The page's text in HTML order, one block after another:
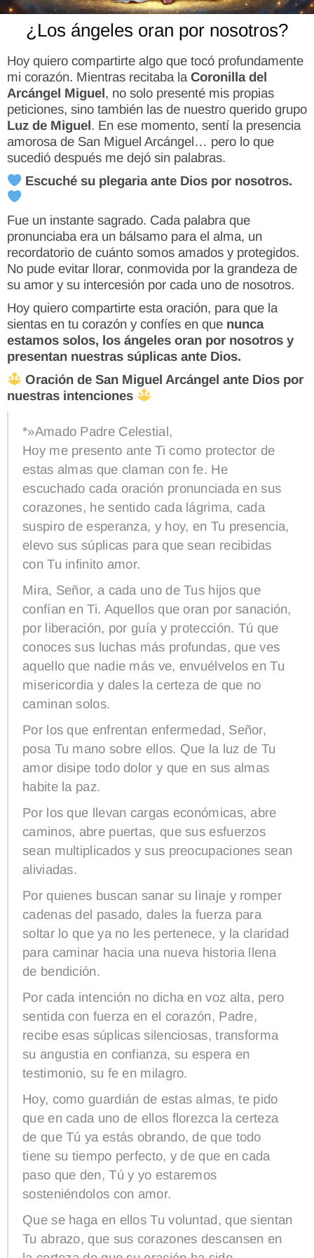
¿Los ángeles oran por nosotros?
Hoy quiero compartirte algo que tocó profundamente
mi corazón. Mientras recitaba la Coronilla del
Arcángel Miguel, no solo presenté mis propias
peticiones, sino también las de nuestro querido grupo
Luz de Miguel. En ese momento, sentí la presencia
amorosa de San Miguel Arcángel… pero lo que
sucedió después me dejó sin palabras.
Escuché su plegaria ante Dios por nosotros.
Fue un instante sagrado. Cada palabra que
pronunciaba era un bálsamo para el alma, un
recordatorio de cuánto somos amados y protegidos.
No pude evitar llorar, conmovida por la grandeza de
su amor y su intercesión por cada uno de nosotros.
Hoy quiero compartirte esta oración, para que la
sientas en tu corazón y confíes en que nunca
estamos solos, los ángeles oran por nosotros y
presentan nuestras súplicas ante Dios.
Oración de San Miguel Arcángel ante Dios por
nuestras intenciones
*»Amado Padre Celestial,
Hoy me presento ante Ti como protector de
estas almas que claman con fe. He
escuchado cada oración pronunciada en sus
corazones, he sentido cada lágrima, cada
suspiro de esperanza, y hoy, en Tu presencia,
elevo sus súplicas para que sean recibidas
con Tu infinito amor.
Mira, Señor, a cada uno de Tus hijos que
confían en Ti. Aquellos que oran por sanación,
por liberación, por guía y protección. Tú que
conoces sus luchas más profundas, que ves
aquello que nadie más ve, envuélvelos en Tu
misericordia y dales la certeza de que no
caminan solos.
Por los que enfrentan enfermedad, Señor,
posa Tu mano sobre ellos. Que la luz de Tu
amor disipe todo dolor y que en sus almas
habite la paz.
Por los que llevan cargas económicas, abre
caminos, abre puertas, que sus esfuerzos
sean multiplicados y sus preocupaciones sean
aliviadas.
Por quienes buscan sanar su linaje y romper
cadenas del pasado, dales la fuerza para
soltar lo que ya no les pertenece, y la claridad
para caminar hacia una nueva historia llena
de bendición.
Por cada intención no dicha en voz alta, pero
sentida con fuerza en el corazón, Padre,
recibe esas súplicas silenciosas, transforma
su angustia en confianza, su espera en
testimonio, su fe en milagro.
Hoy, como guardián de estas almas, te pido
que en cada uno de ellos florezca la certeza
de que Tú ya estás obrando, de que todo
tiene su tiempo perfecto, y de que en cada
paso que den, Tú y yo estaremos
sosteniéndolos con amor.
Que se haga en ellos Tu voluntad, que sientan
Tu abrazo, que sus corazones descansen en